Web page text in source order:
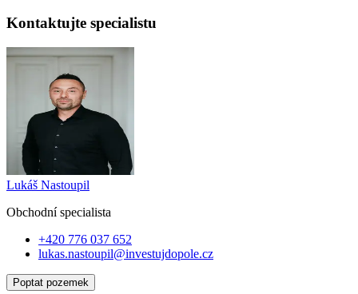
Kontaktujte specialistu
Lukáš Nastoupil
Obchodní specialista
+420 776 037 652
lukas.nastoupil@investujdopole.cz
Poptat pozemek